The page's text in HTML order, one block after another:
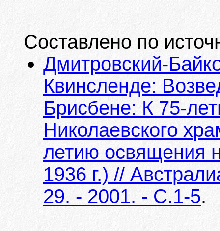
Составлено по
Дмитровский-
Квинсленде:
Брисбене: К 75-
Николаевского
летию освящения
1936 г.) //
29. - 2001. - С.1-5.